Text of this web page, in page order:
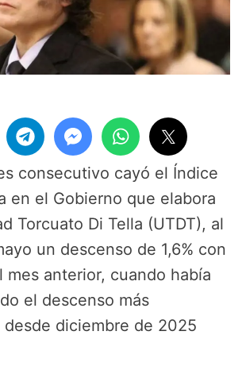
consecutivo cayó el Índice
en el Gobierno que elabora
Torcuato Di Tella (UTDT), al
un descenso de 1,6% con
mes anterior, cuando había
el descenso más
diciembre de 2025